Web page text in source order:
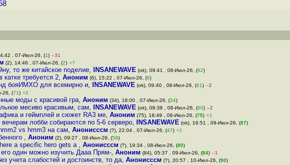
, 07-Июл-26, (1) –31
(2), 14:46 , 07-Июл-26, (2) +7
то же китайское поделие, INSANEWAVE (ok), 09:41 , 08-Июл-26, (62)
требуется 2, Аноним (6), 15:22 , 07-Июл-26, (6)
бояИМХО для всемирно и, INSANEWAVE (ok), 09:40 , 08-Июл-26, (61) –2
26, (71) +2
моды с красивой гра, Аноним (34), 18:00 , 07-Июл-26, (34)
месиво красивым, сам, INSANEWAVE (ok), 09:38 , 08-Июл-26, (60) –2
и геймплей и сюжет RA3 ме, Аноним (75), 18:49 , 08-Июл-26, (75) +1
лобби собираются по 5-6 серверо, INSANEWAVE (ok), 16:51 , 09-Июл-26, (87)
vs hmm3 на сам, Анонисссм (?), 22:04 , 07-Июл-26, (47) +1
, Аноним (2), 09:27 , 08-Июл-26, (59)
a specific hero gets a , Анонисссм (?), 19:34 , 08-Июл-26, (80)
один можно изучить Дааа Прям-, Аноним (84), 05:37 , 09-Июл-26, (84) –1
учета слабостей и достоинств, то да, Анонисссм (?), 20:57 , 10-Июл-26, (90)